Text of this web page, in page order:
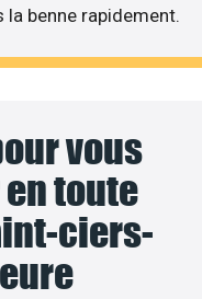
benne rapidement.
vous
toute
ciers-